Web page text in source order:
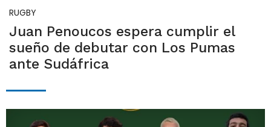
RUGBY
Juan Penoucos espera cumplir el
sueño de debutar con Los Pumas
ante Sudáfrica